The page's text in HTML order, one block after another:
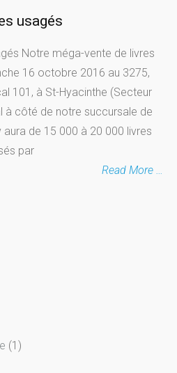
usagés
Notre méga-vente de livres
16 octobre 2016 au 3275,
101, à St-Hyacinthe (Secteur
à côté de notre succursale de
aura de 15 000 à 20 000 livres
par
Read More …
(1)